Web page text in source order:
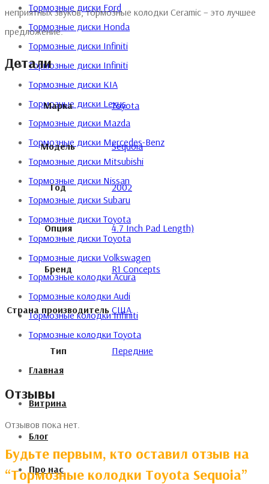
Тормозные диски Ford
Тормозные диски Honda
Тормозные диски Infiniti
Тормозные диски Infiniti
Тормозные диски KIA
Тормозные диски Lexus
Тормозные диски Mazda
Тормозные диски Mercedes-Benz
Тормозные диски Mitsubishi
Тормозные диски Nissan
Тормозные диски Subaru
Тормозные диски Toyota
Тормозные диски Toyota
Тормозные диски Volkswagen
Тормозные колодки Acura
Тормозные колодки Audi
Тормозные колодки Infiniti
Тормозные колодки Toyota
Главная
Витрина
Блог
Про нас
неприятных звуков, тормозные колодки Ceramic – это лучшее
предложение.
Детали
Марка Toyota
Модель Sequoia
Год 2002
Опция 4.7 Inch Pad Length)
Бренд R1 Concepts
Страна производитель США
Тип Передние
Отзывы
Отзывов пока нет.
Будьте первым, кто оставил отзыв на
“Тормозные колодки Toyota Sequoia”